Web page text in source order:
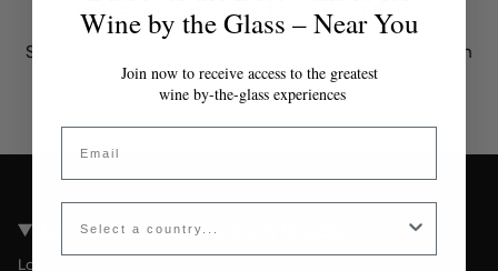
Token non valido o scaduto
Si prega di contattare l'amministratore per un token
valido.
Località della Coravin Guide
Londra
Wine by the Glass – Near You
Join now to receive access to the greatest
wine by-the-glass experiences
Email
Country